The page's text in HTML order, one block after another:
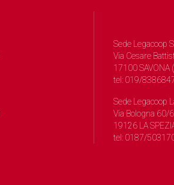
Sede Legacoop
Via Cesare
17100 SAVONA
tel: 019/
Sede Legacoop
Via Bologna 60/
19126 LA
tel: 0187/